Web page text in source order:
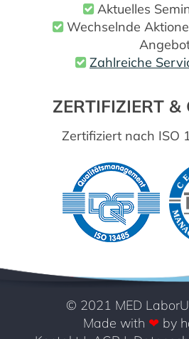
Aktuelles
Wechselnde
Zahlreiche
ZERTIFIZIERT &
Zertifiziert nach ISO
© 2021 MED
Made with ❤ by